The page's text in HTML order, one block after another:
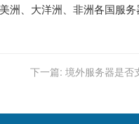
、大洋洲、非洲各国服务
下一篇: 境外服务器是否